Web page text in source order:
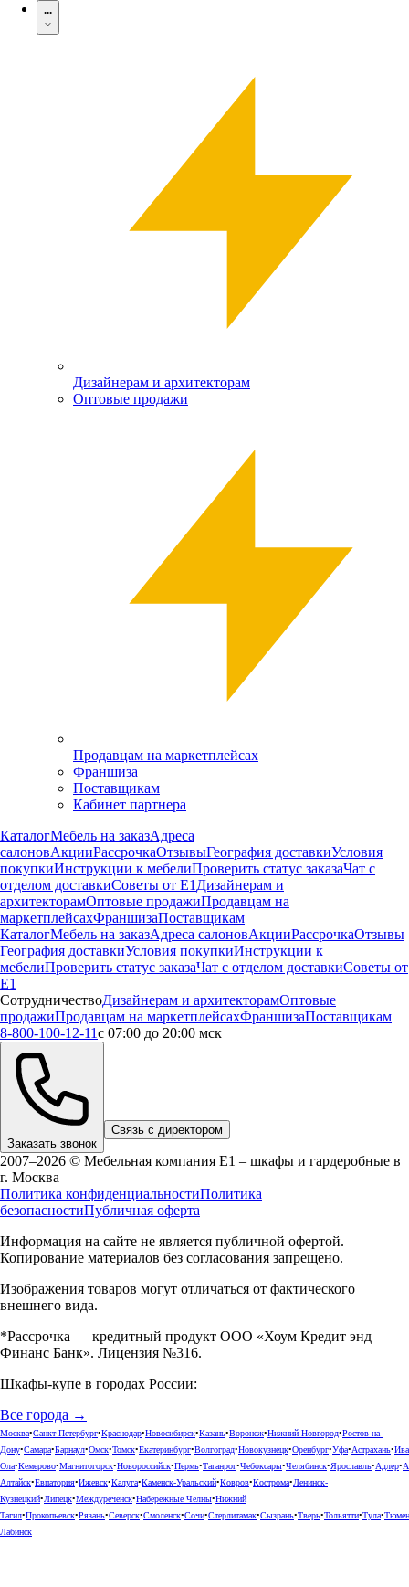
...
Дизайнерам и архитекторам
Оптовые продажи
Продавцам на маркетплейсах
Франшиза
Поставщикам
Кабинет партнера
КаталогМебель на заказАдреса
салоновАкцииРассрочкаОтзывыГеография доставкиУсловия
покупкиИнструкции к мебелиПроверить статус заказаЧат с
отделом доставкиСоветы от Е1 Дизайнерам и
архитекторамОптовые продажиПродавцам на
маркетплейсахФраншизаПоставщикам
КаталогМебель на заказАдреса салоновАкцииРассрочкаОтзывы
География доставкиУсловия покупкиИнструкции к
мебелиПроверить статус заказаЧат с отделом доставкиСоветы от
Е1
СотрудничествоДизайнерам и архитекторамОптовые
продажиПродавцам на маркетплейсахФраншизаПоставщикам
8-800-100-12-11с 07:00 до 20:00 мск
Заказать звонок
Связь с директором
2007–2026 © Мебельная компания Е1 – шкафы и гардеробные в
г. Москва
Политика конфиденциальностиПолитика
безопасностиПубличная оферта
Информация на сайте не является публичной офертой.
Копирование материалов без согласования запрещено.
Изображения товаров могут отличаться от фактического
внешнего вида.
*Рассрочка — кредитный продукт ООО «Хоум Кредит энд
Финанс Банк». Лицензия №316.
Шкафы-купе в городах России:
Все города →
Москва•Санкт-Петербург•Краснодар•Новосибирск•Казань•Воронеж•Нижний Новгород•Ростов-на-
Дону•Самара•Барнаул•Омск•Томск•Екатеринбург•Волгоград•Новокузнецк•Оренбург•Уфа•Астрахань•
Ола•Кемерово•Магнитогорск•Новороссийск•Пермь•Таганрог•Чебоксары•Челябинск•Ярославль•Адлер•
Алтайск•Евпатория•Ижевск•Калуга•Каменск-Уральский•Ковров•Кострома•Ленинск-
Кузнецкий•Липецк•Междуреченск•Набережные Челны•Нижний
Тагил•Прокопьевск•Рязань•Северск•Смоленск•Сочи•Стерлитамак•Сызрань•Тверь•Тольятти•Тула•
Лабинск